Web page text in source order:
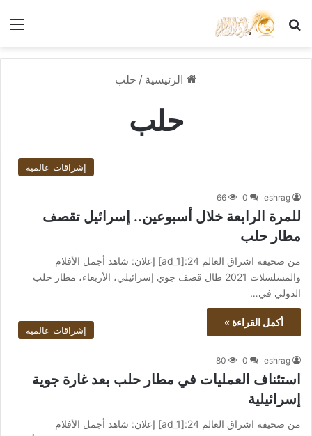
بحث عن
الرئيسية / حلب
حلب
إشراقات عالمية
eshrag
0
66
للمرة الرابعة خلال أسبوعين.. إسرائيل تقصف
مطار حلب
من صحيفة اشراق العالم 24:[ad_1] إعلان: شاهد أجمل الأفلام
والمسلسلات 2021 طال قصف جوي إسرائيلي، الأربعاء، مطار حلب
الدولي في…
أكمل القراءة »
إشراقات عالمية
eshrag
0
80
استئناف العمليات في مطار حلب بعد غارة جوية
إسرائيلية
من صحيفة اشراق العالم 24:[ad_1] إعلان: شاهد أجمل الأفلام